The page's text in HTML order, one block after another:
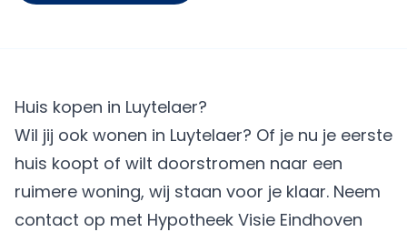
Huis kopen in Luytelaer?
Wil jij ook wonen in Luytelaer? Of je nu je eerste
huis koopt of wilt doorstromen naar een
ruimere woning, wij staan voor je klaar. Neem
contact op met Hypotheek Visie Eindhoven